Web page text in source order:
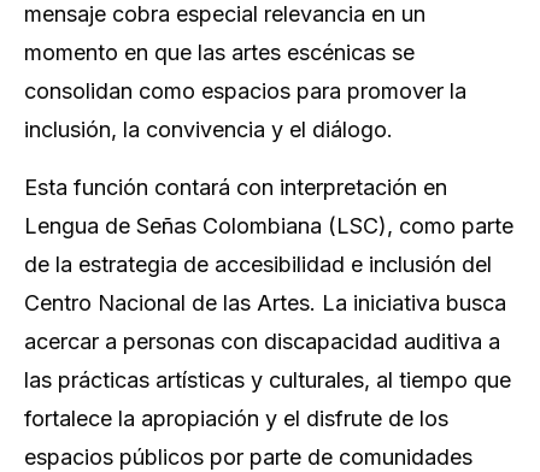
mensaje cobra especial relevancia en un
momento en que las artes escénicas se
consolidan como espacios para promover la
inclusión, la convivencia y el diálogo.
Esta función contará con interpretación en
Lengua de Señas Colombiana (LSC), como parte
de la estrategia de accesibilidad e inclusión del
Centro Nacional de las Artes. La iniciativa busca
acercar a personas con discapacidad auditiva a
las prácticas artísticas y culturales, al tiempo que
fortalece la apropiación y el disfrute de los
espacios públicos por parte de comunidades